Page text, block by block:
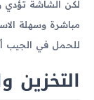
لكن الشاشة تؤدي
مباشرة وسهلة
للحمل في الجيب
التخزين